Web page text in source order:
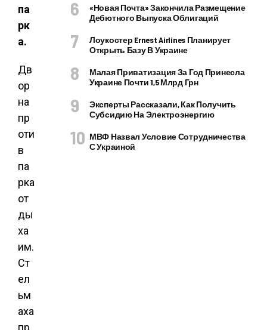
па
рк
а.
Дв
ор
на
пр
оти
в
па
рка
от
ды
ха
им.
Ст
ел
ьм
аха
пр
«Новая Почта» Закончила Размещение
Дебютного Выпуска Облигаций
Лоукостер Ernest Airlines Планирует
Открыть Базу В Украине
Малая Приватизация За Год Принесла
Украине Почти 1,5 Млрд Грн
Эксперты Рассказали, Как Получить
Субсидию На Электроэнергию
МВФ Назвал Условие Сотрудничества
С Украиной